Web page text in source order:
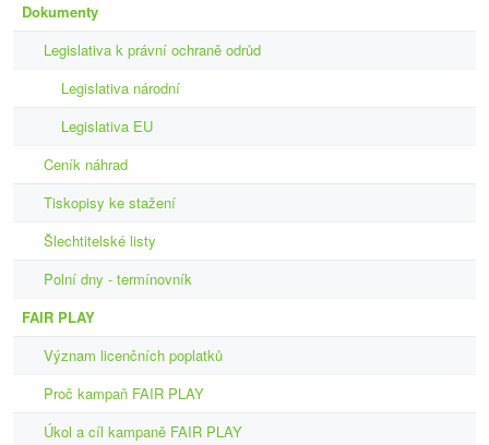
Dokumenty
Legislativa k právní ochraně odrůd
Legislativa národní
Legislativa EU
Ceník náhrad
Tiskopisy ke stažení
Šlechtitelské listy
Polní dny - termínovník
FAIR PLAY
Význam licenčních poplatků
Proč kampaň FAIR PLAY
Úkol a cíl kampaně FAIR PLAY